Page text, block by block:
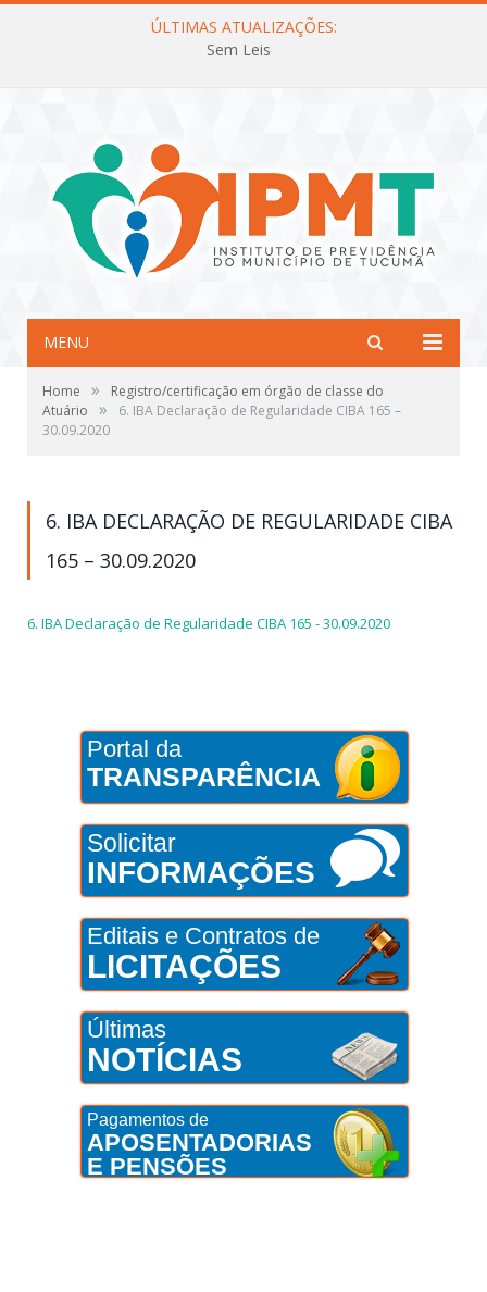
ÚLTIMAS ATUALIZAÇÕES:
Sem Leis
MENU
Home »
Registro/certificação em órgão de classe do
Atuário
»
6. IBA Declaração de Regularidade CIBA 165 –
30.09.2020
6. IBA DECLARAÇÃO DE REGULARIDADE CIBA
165 – 30.09.2020
6. IBA Declaração de Regularidade CIBA 165 - 30.09.2020
Portal da
TRANSPARÊNCIA
Solicitar
INFORMAÇÕES
Editais e Contratos de
LICITAÇÕES
Últimas
NOTÍCIAS
Pagamentos de
APOSENTADORIAS
E PENSÕES